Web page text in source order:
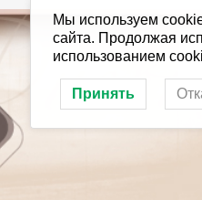
Мы используем
сайта. Продолжая
использованием
Принять